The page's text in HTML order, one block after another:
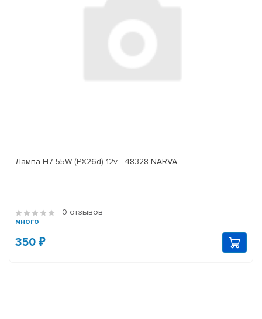
Лампа H7 55W (PX26d) 12v - 48328 NARVA
0 отзывов
много
350 ₽